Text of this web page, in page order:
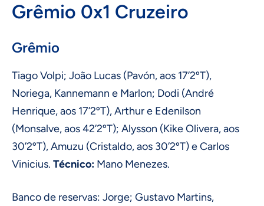
Grêmio 0x1 Cruzeiro
Grêmio
Tiago Volpi; João Lucas (Pavón, aos 17’2ºT),
Noriega, Kannemann e Marlon; Dodi (André
Henrique, aos 17’2ºT), Arthur e Edenilson
(Monsalve, aos 42’2ºT); Alysson (Kike Olivera, aos
30’2ºT), Amuzu (Cristaldo, aos 30’2ºT) e Carlos
Vinicius. Técnico: Mano Menezes.
Banco de reservas: Jorge; Gustavo Martins,